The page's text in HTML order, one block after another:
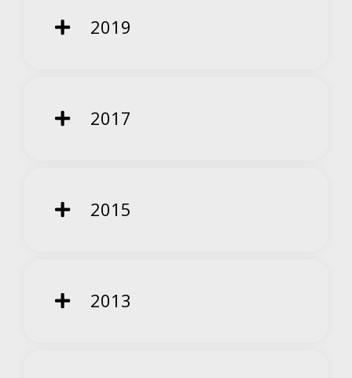
2019
2017
2015
2013